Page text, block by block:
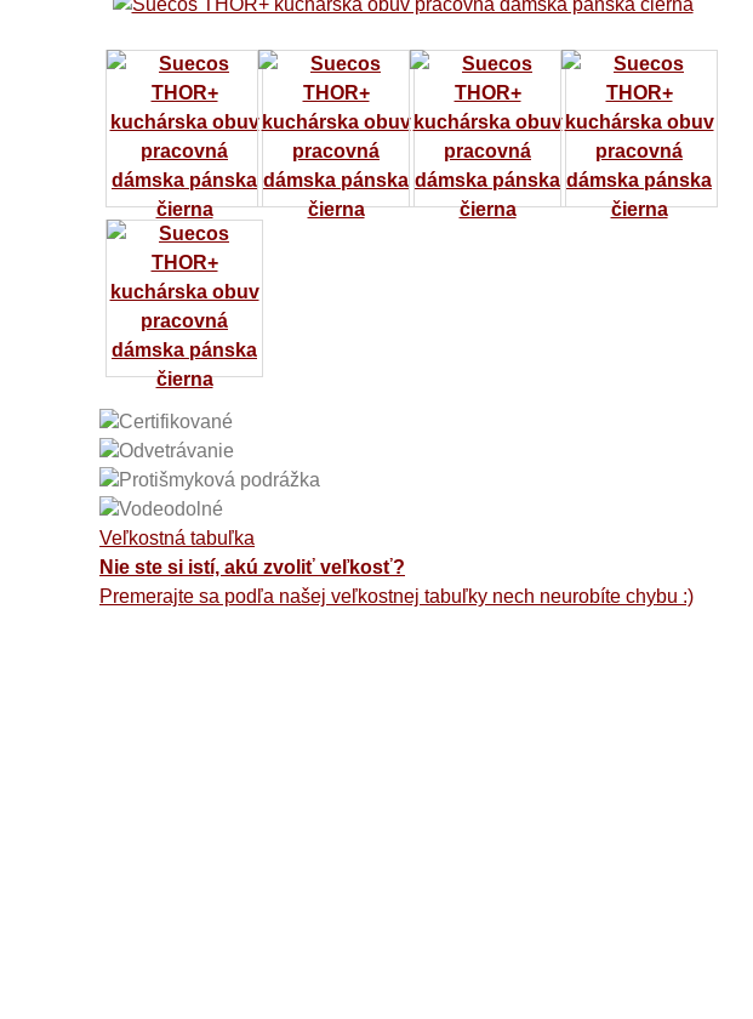
Certifikované
Odvetrávanie
Protišmyková podrážka
Vodeodolné
Veľkostná tabuľka
Nie ste si istí, akú zvoliť veľkosť?
Premerajte sa podľa našej veľkostnej tabuľky nech neurobíte chybu :)